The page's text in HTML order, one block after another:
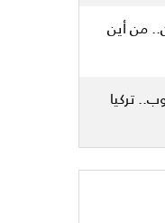
من أين
تركيا